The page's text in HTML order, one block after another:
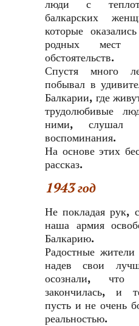
люди с
балкарских
которые
родных мест
обстоятельств.
Спустя много
побывал в
Балкарии, где
трудолюбивые
ними, слушал
воспоминания.
На основе этих
рассказ.
1943 год
Не покладая рук,
наша армия
Балкарию.
Радостные
надев свои
осознали, что
закончилась, и
пусть и не очень
реальностью.